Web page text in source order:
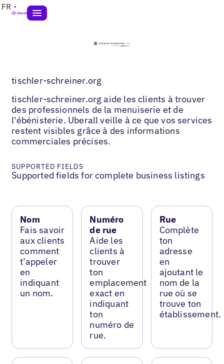
FR
tischler-schreiner.org
tischler-schreiner.org aide les clients à trouver
des professionnels de la menuiserie et de
l'ébénisterie. Uberall veille à ce que vos services
restent visibles grâce à des informations
commerciales précises.
SUPPORTED FIELDS
Supported fields for complete business listings
Nom
Fais savoir
aux clients
comment
t’appeler
en
indiquant
un nom.
Numéro
de rue
Aide les
clients à
trouver
ton
emplacement
exact en
indiquant
ton
numéro de
rue.
Rue
Complète
ton
adresse
en
ajoutant le
nom de la
rue où se
trouve ton
établissement.